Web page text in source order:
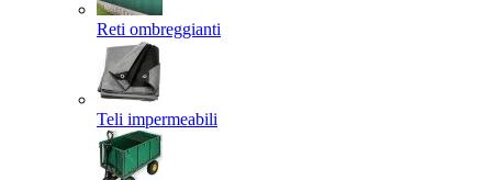
Reti ombreggianti
Teli impermeabili